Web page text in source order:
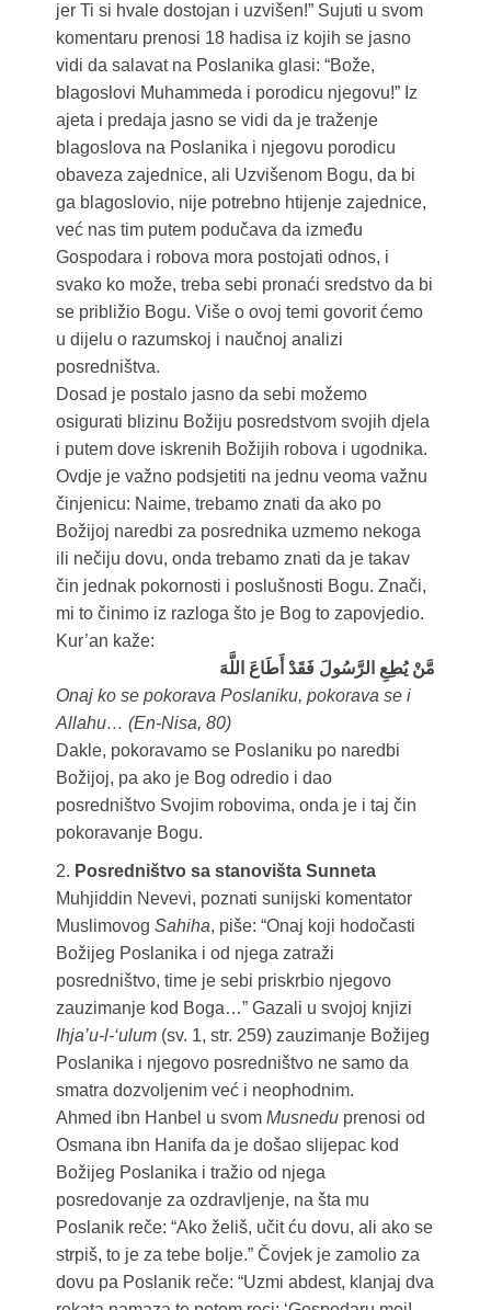
jer Ti si hvale dostojan i uzvišen!” Sujuti u svom
komentaru prenosi 18 hadisa iz kojih se jasno
vidi da salavat na Poslanika glasi: “Bože,
blagoslovi Muhammeda i porodicu njegovu!” Iz
ajeta i predaja jasno se vidi da je traženje
blagoslova na Poslanika i njegovu porodicu
obaveza zajednice, ali Uzvišenom Bogu, da bi
ga blagoslovio, nije potrebno htijenje zajednice,
već nas tim putem podučava da između
Gospodara i robova mora postojati odnos, i
svako ko može, treba sebi pronaći sredstvo da bi
se približio Bogu. Više o ovoj temi govorit ćemo
u dijelu o razumskoj i naučnoj analizi
posredništva.
Dosad je postalo jasno da sebi možemo
osigurati blizinu Božiju posredstvom svojih djela
i putem dove iskrenih Božijih robova i ugodnika.
Ovdje je važno podsjetiti na jednu veoma važnu
činjenicu: Naime, trebamo znati da ako po
Božijoj naredbi za posrednika uzmemo nekoga
ili nečiju dovu, onda trebamo znati da je takav
čin jednak pokornosti i poslušnosti Bogu. Znači,
mi to činimo iz razloga što je Bog to zapovjedio.
Kur’an kaže:
مَّنْ يُطِعِ الرَّسُولَ فَقَدْ أَطَاعَ اللَّهَ
Onaj ko se pokorava Poslaniku, pokorava se i
Allahu… (En-Nisa, 80)
Dakle, pokoravamo se Poslaniku po naredbi
Božijoj, pa ako je Bog odredio i dao
posredništvo Svojim robovima, onda je i taj čin
pokoravanje Bogu.
2. Posredništvo sa stanovišta Sunneta
Muhjiddin Nevevi, poznati sunijski komentator
Muslimovog Sahiha, piše: “Onaj koji hodočasti
Božijeg Poslanika i od njega zatraži
posredništvo, time je sebi priskrbio njegovo
zauzimanje kod Boga…” Gazali u svojoj knjizi
Ihja’u-l-‘ulum(sv. 1, str. 259) zauzimanje Božijeg
Poslanika i njegovo posredništvo ne samo da
smatra dozvoljenim već i neophodnim.
Ahmed ibn Hanbel u svom Musneduprenosi od
Osmana ibn Hanifa da je došao slijepac kod
Božijeg Poslanika i tražio od njega
posredovanje za ozdravljenje, na šta mu
Poslanik reče: “Ako želiš, učit ću dovu, ali ako se
strpiš, to je za tebe bolje.” Čovjek je zamolio za
dovu pa Poslanik reče: “Uzmi abdest, klanjaj dva